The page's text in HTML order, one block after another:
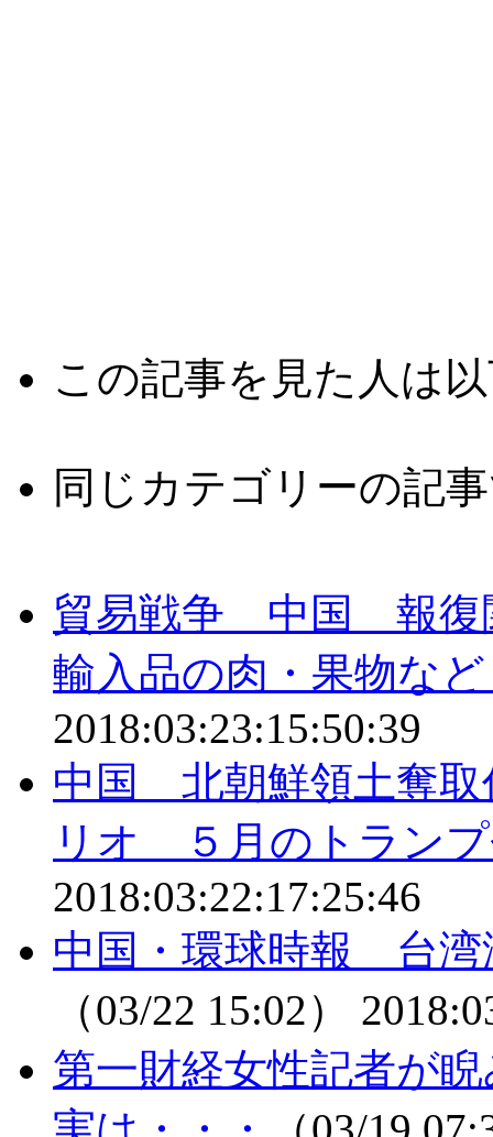
この記事を見た人は
同じカテゴリーの記
貿易戦争 中国 報復
輸入品の肉・果物な
2018:03:23:15:50:39
中国 北朝鮮領土奪
リオ ５月のトラン
2018:03:22:17:25:46
中国・環球時報 台湾
（03/22 15:02）
第一財経女性記者が